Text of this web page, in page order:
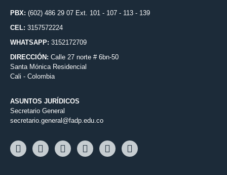
PBX: (602) 486 29 07 Ext. 101 - 107 - 113 - 139
CEL: 3157572224
WHATSAPP: 3152172709
DIRECCIÓN: Calle 27 norte # 6bn-50
Santa Mónica Residencial
Cali - Colombia
ASUNTOS JURÍDICOS
Secretario General
secretario.general@fadp.edu.co